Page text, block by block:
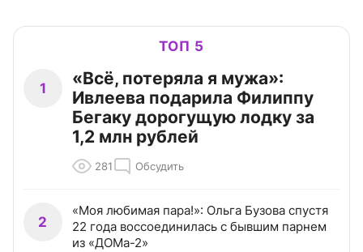
ТОП 5
1
«Всё, потеряла я мужа»:
Ивлеева подарила Филиппу
Бегаку дорогущую лодку за
1,2 млн рублей
281 Обсудить
2
«Моя любимая пара!»: Ольга Бузова спустя
22 года воссоединилась с бывшим парнем
из «ДОМа-2»